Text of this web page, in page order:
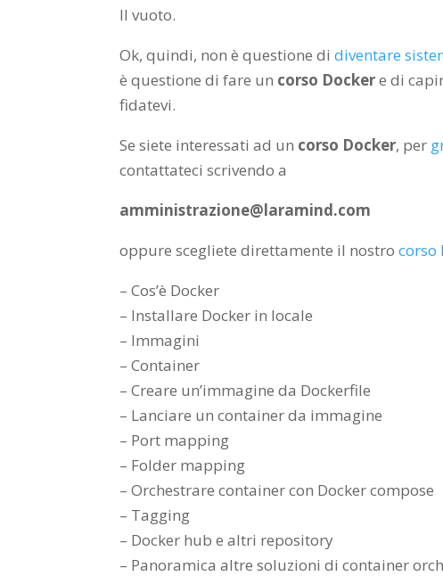
Il vuoto.
Ok, quindi, non è questione didiventare
è questione di fare un corso Dockere di
fidatevi.
Se siete interessati ad un corso Docker, per
contattateci scrivendo a
amministrazione@laramind.com
oppure scegliete direttamente il nostrocorso
– Cos’è Docker
– Installare Docker in locale
– Immagini
– Container
– Creare un’immagine da Dockerfile
– Lanciare un container da immagine
– Port mapping
– Folder mapping
– Orchestrare container con Docker compose
– Tagging
– Docker hub e altri repository
– Panoramica altre soluzioni di container